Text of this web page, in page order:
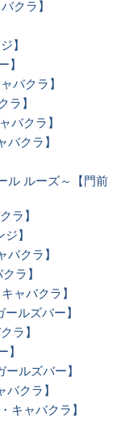
クラ】
】
】
バクラ】
ラ】
バクラ】
バクラ】
ル ルーズ～【門前
ラ】
】
バクラ】
ラ】
ャバクラ】
ルズバー】
ラ】
】
ルズバー】
クラ】
キャバクラ】